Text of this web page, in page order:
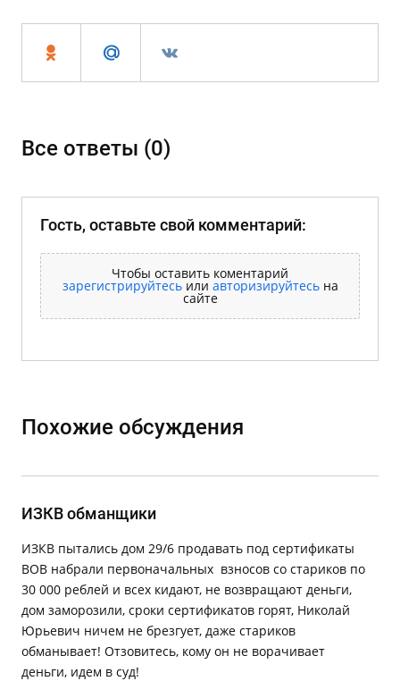
Все ответы (0)
Гость, оставьте свой комментарий:
Чтобы оставить коментарий
зарегистрируйтесьили авторизируйтесьна
сайте
Похожие обсуждения
ИЗКВ обманщики
ИЗКВ пытались дом 29/6 продавать под сертификаты
ВОВ набрали первоначальных взносов со стариков по
30 000 реблей и всех кидают, не возвращают деньги,
дом заморозили, сроки сертификатов горят, Николай
Юрьевич ничем не брезгует, даже стариков
обманывает! Отзовитесь, кому он не ворачивает
деньги, идем в суд!